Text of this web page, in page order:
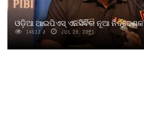
ଓଡ଼ିଆ ଆଇପିଏସ୍ ଏନସିବିର ନୂଆ ନିର୍ଦ୍ଦେଶକ
14513 JUL 29, 2021